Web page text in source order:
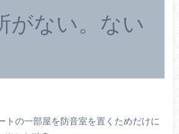
がない。ない
トの一部屋を防音室を置くためだけに